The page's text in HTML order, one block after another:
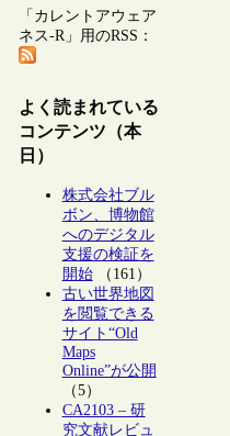
「カレントアウェア
ネス-R」用のRSS：
よく読まれている
コンテンツ（本
日）
株式会社ブル
ボン、博物館
へのデジタル
支援の検証を
開始（161）
古い世界地図
を閲覧できる
サイト“Old
Maps
Online”が公開
（5）
CA2103 – 研
究文献レビュ